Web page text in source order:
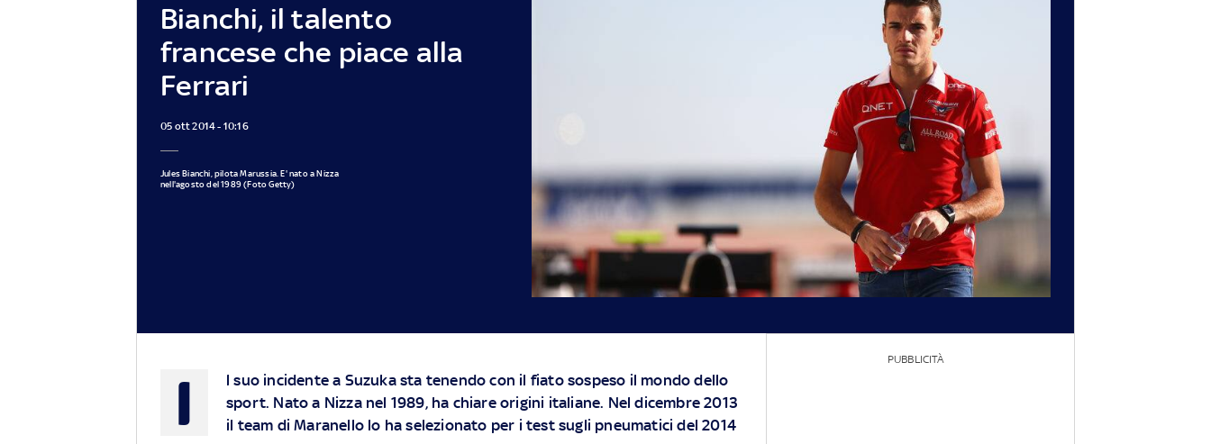
Bianchi, il talento
francese che piace alla
Ferrari
05 ott 2014 - 10:16
Jules Bianchi, pilota Marussia. E' nato a Nizza
nell'agosto del 1989 (Foto Getty)
I
l suo incidente a Suzuka sta tenendo con il fiato sospeso il mondo dello
sport. Nato a Nizza nel 1989, ha chiare origini italiane. Nel dicembre 2013
il team di Maranello lo ha selezionato per i test sugli pneumatici del 2014
PUBBLICITÀ